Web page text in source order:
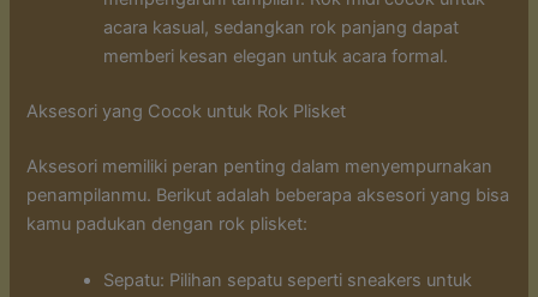
acara kasual, sedangkan rok panjang dapat
memberi kesan elegan untuk acara formal.
Aksesori yang Cocok untuk Rok Plisket
Aksesori memiliki peran penting dalam menyempurnakan
penampilanmu. Berikut adalah beberapa aksesori yang bisa
kamu padukan dengan rok plisket:
Sepatu: Pilihan sepatu seperti sneakers untuk